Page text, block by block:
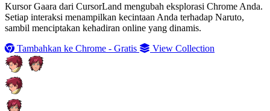
Kursor Gaara dari CursorLand mengubah eksplorasi Chrome Anda.
Setiap interaksi menampilkan kecintaan Anda terhadap Naruto,
sambil menciptakan kehadiran online yang dinamis.
Tambahkan ke Chrome - Gratis
View Collection